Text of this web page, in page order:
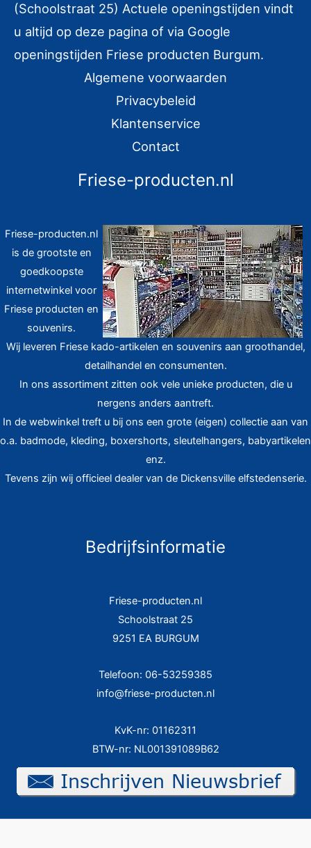
a
a
r
(Schoolstraat 25) Actuele openingstijden vindt
u altijd op deze pagina of via Google
openingstijden Friese producten Burgum.
Algemene voorwaarden
Privacybeleid
Klantenservice
Contact
Friese-producten.nl
Friese-producten.nl
is de grootste en
goedkoopste
internetwinkel voor
Friese producten en
souvenirs.
Wij leveren Friese kado-artikelen en souvenirs aan groothandel,
detailhandel en consumenten.
In ons assortiment zitten ook vele unieke producten, die u
nergens anders aantreft.
In de webwinkel treft u bij ons een grote (eigen) collectie aan van
o.a. badmode, kleding, boxershorts, sleutelhangers, babyartikelen
enz.
Tevens zijn wij officieel dealer van de Dickensville elfstedenserie.
Bedrijfsinformatie
Friese-producten.nl
Schoolstraat 25
9251 EA BURGUM
Telefoon: 06-53259385
info@friese-producten.nl
KvK-nr: 01162311
BTW-nr: NL001391089B62